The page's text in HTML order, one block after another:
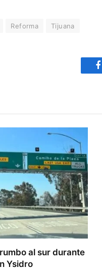
Reforma Tijuana
al sur durante
Ysidro